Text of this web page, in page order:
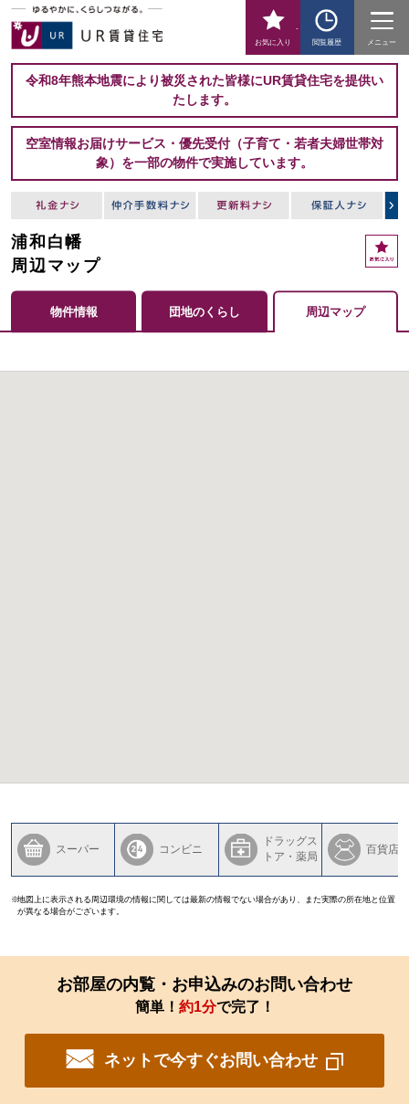
お気に入り
-
閲覧履歴
メニュー
令和8年熊本地震により被災された皆様にUR賃貸住宅を提供い
たします。
空室情報お届けサービス・優先受付（子育て・若者夫婦世帯対
象）を一部の物件で実施しています。
浦和白幡
周辺マップ
物件情報 団地のくらし 周辺マップ
スーパー コンビニ
ドラッグス
トア・薬局
百貨店
地図上に表示される周辺環境の情報に関しては最新の情報でない場合があり、また実際の所在地と位置
が異なる場合がございます。
お部屋の内覧・お申込みのお問い合わせ
簡単！ 約1分で完了！
ネットで今すぐお問い合わせ